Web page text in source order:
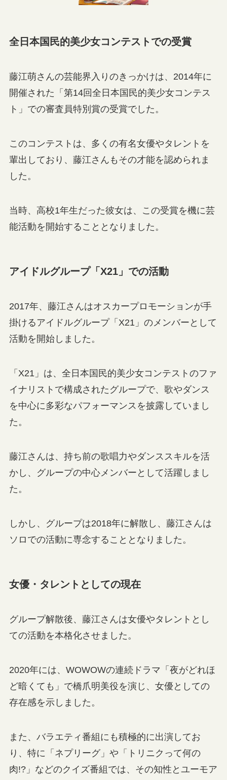
全日本国民的美少女コンテストでの受賞
藤江萌さんの芸能界入りのきっかけは、2014年に
開催された「第14回全日本国民的美少女コンテス
ト」での審査員特別賞の受賞でした。
このコンテストは、多くの有名女優やタレントを
輩出しており、藤江さんもその才能を認められま
した。
当時、高校1年生だった彼女は、この受賞を機に芸
能活動を開始することとなりました。
アイドルグループ「X21」での活動
2017年、藤江さんはオスカープロモーションが手
掛けるアイドルグループ「X21」のメンバーとして
活動を開始しました。
「X21」は、全日本国民的美少女コンテストのファ
イナリストで構成されたグループで、歌やダンス
を中心に多彩なパフォーマンスを披露していまし
た。
藤江さんは、持ち前の歌唱力やダンススキルを活
かし、グループの中心メンバーとして活躍しまし
た。
しかし、グループは2018年に解散し、藤江さんは
ソロでの活動に専念することとなりました。
女優・タレントとしての現在
グループ解散後、藤江さんは女優やタレントとし
ての活動を本格化させました。
2020年には、WOWOWの連続ドラマ「夜がどれほ
ど暗くても」で橋爪明美役を演じ、女優としての
存在感を示しました。
また、バラエティ番組にも積極的に出演してお
り、特に「ネプリーグ」や「トリニクって何の
肉!?」などのクイズ番組では、その知性とユーモア